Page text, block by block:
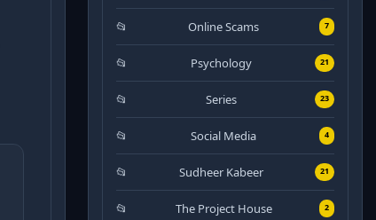
Online Scams 7
Psychology 21
Series 23
Social Media 4
Sudheer Kabeer 21
The Project House 2